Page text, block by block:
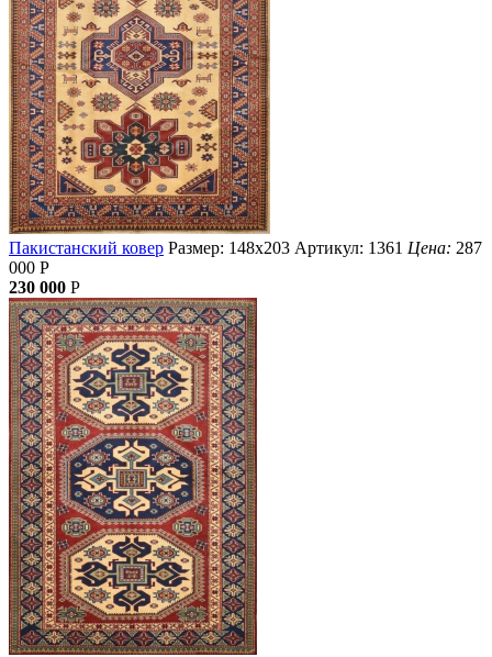
Пакистанский ковер Размер: 148х203 Артикул: 1361 Цена: 287
000 Р
230 000 Р